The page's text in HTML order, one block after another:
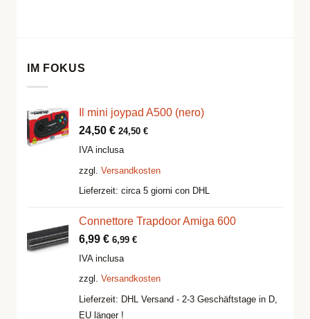
IM FOKUS
Il mini joypad A500 (nero)
24,50 € 24,50 €
IVA inclusa
zzgl. Versandkosten
Lieferzeit: circa 5 giorni con DHL
Connettore Trapdoor Amiga 600
6,99 € 6,99 €
IVA inclusa
zzgl. Versandkosten
Lieferzeit: DHL Versand - 2-3 Geschäftstage in D,
EU länger !